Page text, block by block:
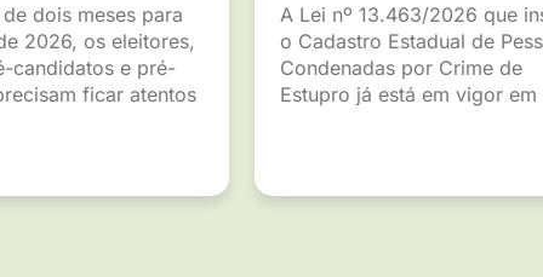
dois meses para
2026, os eleitores,
candidatos e pré-
ficar atentos
A Lei nº 13.463/2026 que
o Cadastro Estadual de
Condenadas por Crime de
Estupro já está em vigor em